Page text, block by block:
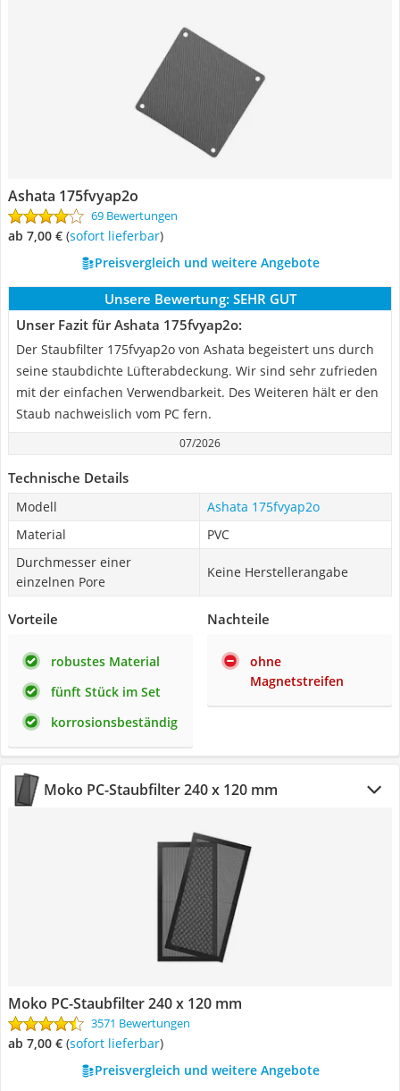
Ashata 175fvyap2o
69 Bewertungen
ab 7,00 € ( Sofort lieferbar)
Preisvergleich und weitere Angebote
Unsere Bewertung: SEHR GUT
Unser Fazit für Ashata 175fvyap2o:
Der Staubfilter 175fvyap2o von Ashata begeistert uns durch
seine staubdichte Lüfterabdeckung. Wir sind sehr zufrieden
mit der einfachen Verwendbarkeit. Des Weiteren hält er den
Staub nachweislich vom PC fern.
07/2026
Technische Details
Modell
Ashata 175fvyap2o
Material
PVC
Durchmesser einer
einzelnen Pore
Keine Herstellerangabe
Vorteile
robustes Material
fünft Stück im Set
korrosionsbeständig
Nachteile
ohne
Magnetstreifen
Moko PC-Staubfilter 240 x 120 mm
Moko PC-Staubfilter 240 x 120 mm
3571 Bewertungen
ab 7,00 € ( Sofort lieferbar)
Preisvergleich und weitere Angebote